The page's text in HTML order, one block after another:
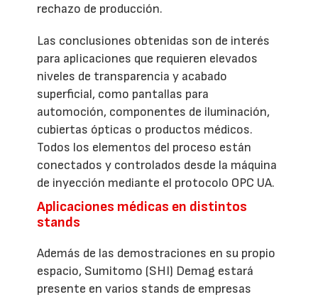
rechazo de producción.
Las conclusiones obtenidas son de interés
para aplicaciones que requieren elevados
niveles de transparencia y acabado
superficial, como pantallas para
automoción, componentes de iluminación,
cubiertas ópticas o productos médicos.
Todos los elementos del proceso están
conectados y controlados desde la máquina
de inyección mediante el protocolo OPC UA.
Aplicaciones médicas en distintos
stands
Además de las demostraciones en su propio
espacio, Sumitomo (SHI) Demag estará
presente en varios stands de empresas